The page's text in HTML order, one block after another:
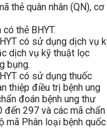
thẻ quân nhân (QN), cơ
thẻ BHYT.
có sử dụng dịch vụ
dịch vụ kỹ thuật lọc
bụng.
có sử dụng thuốc
thiệp điều trị bệnh ung
đoán bệnh ung thư
đến 297 và các mã chẩn
mã Phân loại bệnh quốc